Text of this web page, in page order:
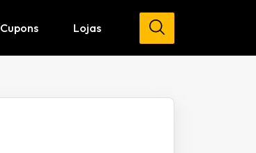
Cupons Lojas